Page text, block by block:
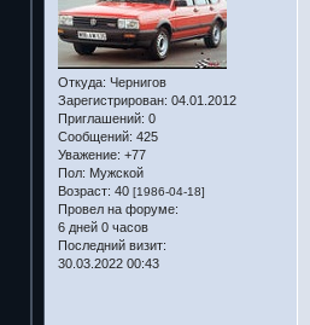
Откуда: Чернигов
Зарегистрирован: 04.01.2012
Приглашений: 0
Сообщений: 425
Уважение: +77
Пол: Мужской
Возраст: 40 [1986-04-18]
Провел на форуме:
6 дней 0 часов
Последний визит:
30.03.2022 00:43